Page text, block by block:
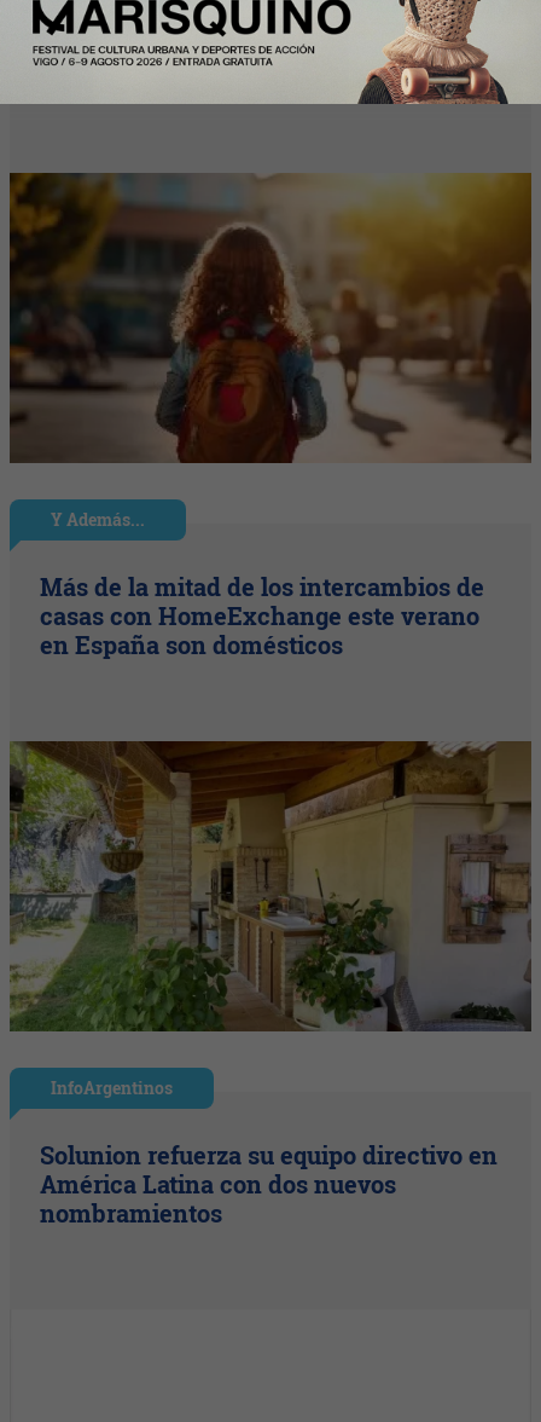
Las familias destinarán 198 euros de
media a la «Vuelta al cole» por internet
(un 9% más que el año pasado)
Y Además...
Más de la mitad de los intercambios de
casas con HomeExchange este verano
en España son domésticos
InfoArgentinos
Solunion refuerza su equipo directivo en
América Latina con dos nuevos
nombramientos